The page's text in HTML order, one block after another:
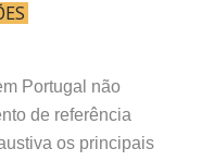
Portugal não
de referência
os principais